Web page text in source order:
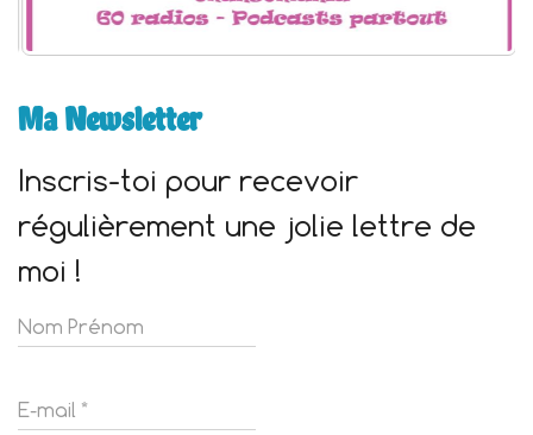
Ma Newsletter
Inscris-toi pour recevoir
régulièrement une jolie lettre de
moi !